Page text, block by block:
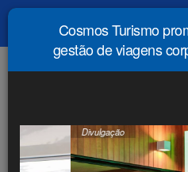
Principal
FLASHES DO
Divulgação
Cosmos Turismo
gestão de viagens